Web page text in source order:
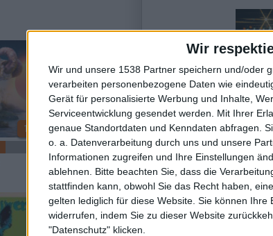
Wir
Wir und unsere 1538 Partner speichern und/oder
verarbeiten personenbezogene Daten wie
Gerät für personalisierte Werbung und Inhalte,
Serviceentwicklung gesendet werden.
Mit Ihrer
genaue Standortdaten und Kenndaten abfragen.
o. a. Datenverarbeitung durch uns und unsere
Informationen zugreifen und Ihre Einstellungen
ablehnen.
Bitte beachten Sie, dass die
stattfinden kann, obwohl Sie das Recht haben,
gelten lediglich für diese Website. Sie können
widerrufen, indem Sie zu dieser Website
"Datenschutz" klicken.
1
7/10
Eva Under Fire
Villainous